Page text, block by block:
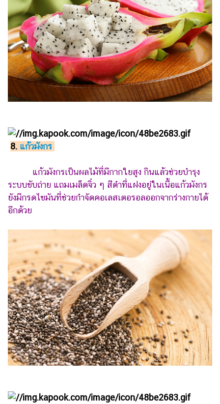
8. แก้วมังกร
แก้วมังกรเป็นผลไม้ที่มีกากใยสูง กินแล้วช่วยบำรุง
ระบบขับถ่าย แถมเมล็ดจิ๋ว ๆ สีดำที่แฝงอยู่ในเนื้อแก้วมังกร
ยังมีกรดไขมันที่ช่วยกำจัดคอเลสเตอรอลออกจากร่างกายได้
อีกด้วย